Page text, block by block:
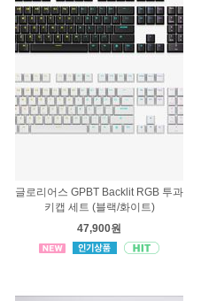
글로리어스 GPBT Backlit RGB 투과
키캡 세트 (블랙/화이트)
47,900원